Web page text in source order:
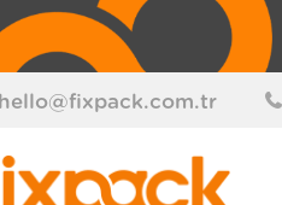
hello@fixpack.com.tr